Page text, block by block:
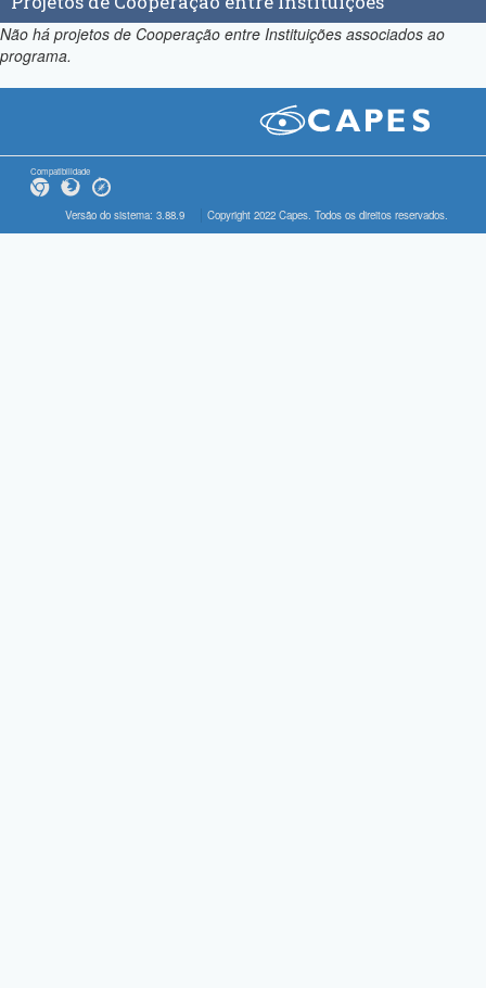
Não há projetos de Cooperação entre Instituições associados ao
programa.
Compatibilidade
Versão do sistema: 3.88.9 Copyright 2022 Capes. Todos os direitos reservados.